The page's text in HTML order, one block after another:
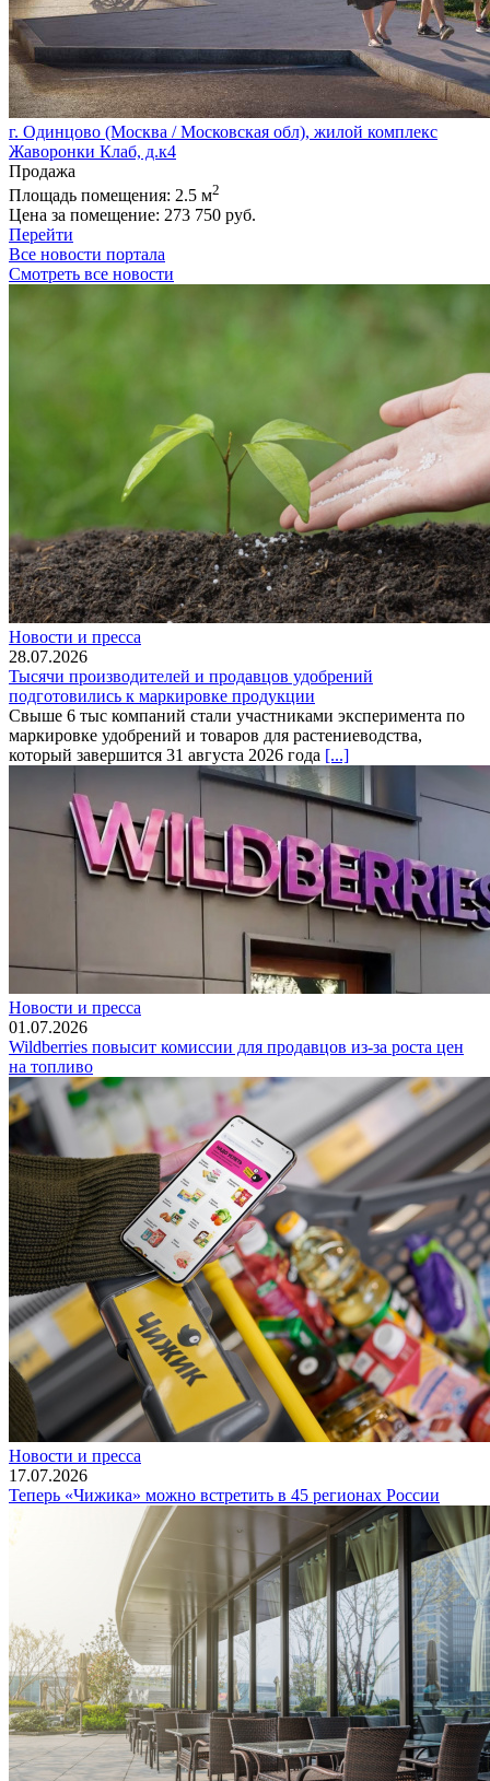
г. Одинцово (Москва / Московская обл), жилой комплекс
Жаворонки Клаб, д.к4
Продажа
Площадь помещения: 2.5 м2
Цена за помещение: 273 750 руб.
Перейти
Все новости портала
Смотреть все новости
Новости и пресса
28.07.2026
Тысячи производителей и продавцов удобрений
подготовились к маркировке продукции
Свыше 6 тыс компаний стали участниками эксперимента по
маркировке удобрений и товаров для растениеводства,
который завершится 31 августа 2026 года [...]
Новости и пресса
01.07.2026
Wildberries повысит комиссии для продавцов из-за роста цен
на топливо
Новости и пресса
17.07.2026
Теперь «Чижика» можно встретить в 45 регионах России